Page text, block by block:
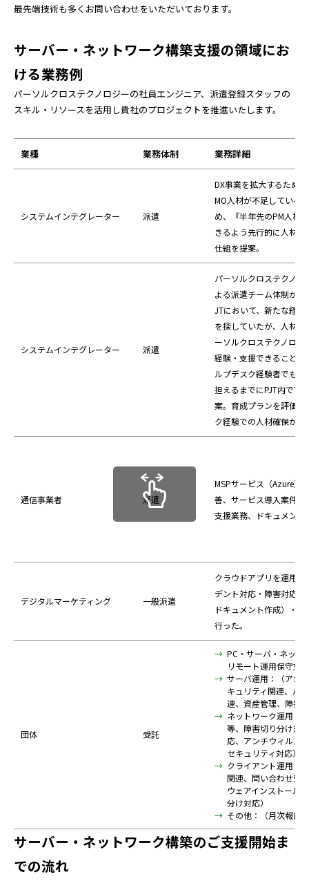
最先端技術も多くお問い合わせをいただいております。
サーバー・ネットワーク構築支援の領域にお
ける業務例
パーソルクロステクノロジーの社員エンジニア、派遣登録スタッフの
スキル・リソースを活用し貴社のプロジェクトを推進いたします。
業種 業務体制 業務詳細
システムインテグレーター 派遣
DX事業を拡大するため
MO人材が不足している
め、『半年先のPM人材
きるよう先行的に人材募
仕組を提案。
システムインテグレーター 派遣
パーソルクロステクノロ
よる派遣チーム体制が構
JTにおいて、新たな経験
を探していたが、人材確
ーソルクロステクノロジ
経験・支援できることを
ルプデスク経験者でもイ
担えるまでにPJT内で育
案。育成プランを評価さ
ク経験での人材確保が実
通信事業者 派遣
MSPサービス（Azure）
善、サービス導入案件の
支援業務、ドキュメント
デジタルマーケティング 一般派遣
クラウドアプリを運用を
デント対応・障害対応（
ドキュメント作成）・
行った。
団体 受託
PC・サーバ・ネット
リモート運用保守支援
サーバ運用：（アカ
キュリティ関連、バ
連、資産管理、障害
ネットワーク運用：
等、障害切り分け対
応、アンチウィルス
セキュリティ対応）
クライアント運用：
関連、問い合わせ受
ウェアインストール
分け対応）
その他：（月次報告
サーバー・ネットワーク構築のご支援開始ま
での流れ